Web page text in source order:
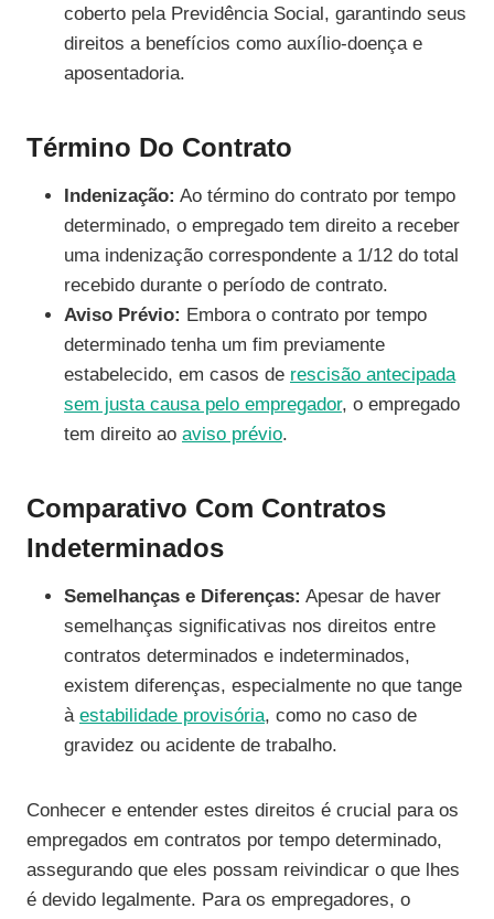
coberto pela Previdência Social, garantindo seus
direitos a benefícios como auxílio-doença e
aposentadoria.
Término Do Contrato
Indenização: Ao término do contrato por tempo
determinado, o empregado tem direito a receber
uma indenização correspondente a 1/12 do total
recebido durante o período de contrato.
Aviso Prévio: Embora o contrato por tempo
determinado tenha um fim previamente
estabelecido, em casos de rescisão antecipada
sem justa causa pelo empregador, o empregado
tem direito ao aviso prévio.
Comparativo Com Contratos
Indeterminados
Semelhanças e Diferenças: Apesar de haver
semelhanças significativas nos direitos entre
contratos determinados e indeterminados,
existem diferenças, especialmente no que tange
à estabilidade provisória, como no caso de
gravidez ou acidente de trabalho.
Conhecer e entender estes direitos é crucial para os
empregados em contratos por tempo determinado,
assegurando que eles possam reivindicar o que lhes
é devido legalmente. Para os empregadores, o